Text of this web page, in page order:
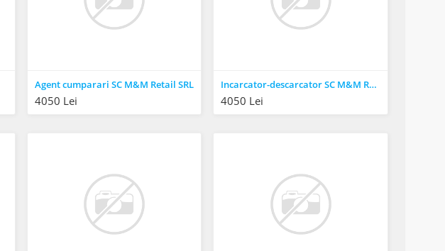
Agent cumparari SC M&M Retail SRL
4050 Lei
Incarcator-descarcator SC M&M Retail SRL
4050 Lei